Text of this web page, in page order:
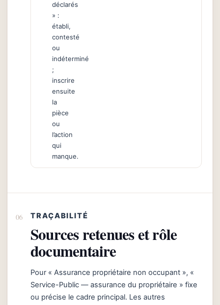
déclarés
» :
établi,
contesté
ou
indéterminé
;
inscrire
ensuite
la
pièce
ou
l’action
qui
manque.
TRAÇABILITÉ
Sources retenues et rôle
documentaire
Pour « Assurance propriétaire non occupant », «
Service-Public — assurance du propriétaire » fixe
ou précise le cadre principal. Les autres